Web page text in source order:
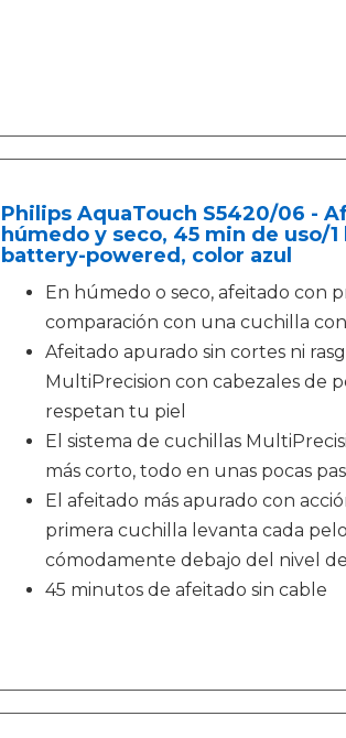
Philips AquaTouch S5420/06 -
húmedo y seco, 45 min de uso/
battery-powered, color azul
En húmedo o seco, afeitado con
comparación con una cuchilla
Afeitado apurado sin cortes ni
MultiPrecision con cabezales de
respetan tu piel
El sistema de cuchillas
más corto, todo en unas pocas
El afeitado más apurado con
primera cuchilla levanta cada
cómodamente debajo del nivel
45 minutos de afeitado sin cable